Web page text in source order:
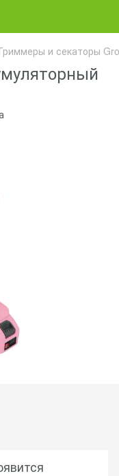
и секаторы